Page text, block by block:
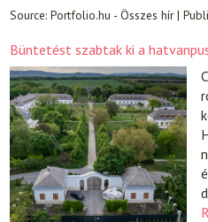
Source:Portfolio.hu - Összes hír|
Büntetést szabtak ki a